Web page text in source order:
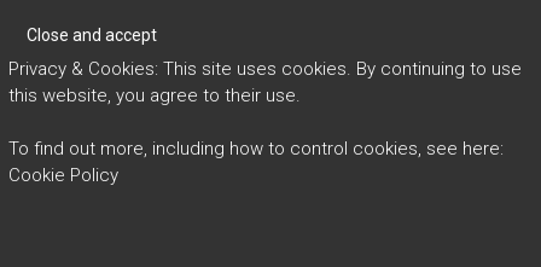
Privacy & Cookies: This site uses cookies. By continuing to use
this website, you agree to their use.
To find out more, including how to control cookies, see here:
Cookie Policy